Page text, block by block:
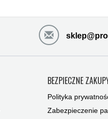
BEZPIECZNE
Polityka
Zabezpieczenie